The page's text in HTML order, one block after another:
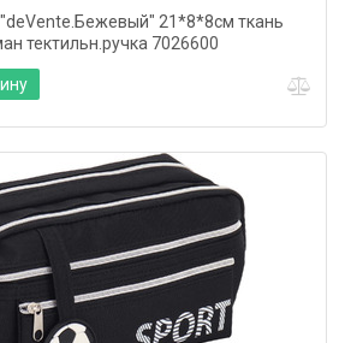
21*8*8см ткань
тектильн.ручка 7026600